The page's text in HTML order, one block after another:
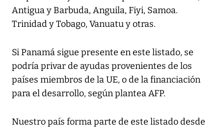
Antigua y Barbuda, Anguila, Fiyi, Samoa.
Trinidad y Tobago, Vanuatu y otras.
Si Panamá sigue presente en este listado, se
podría privar de ayudas provenientes de los
países miembros de la UE, o de la financiación
para el desarrollo, según plantea AFP.
Nuestro país forma parte de este listado desde